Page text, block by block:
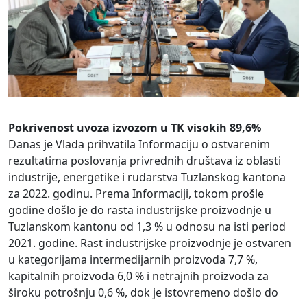
Pokrivenost uvoza izvozom u TK visokih 89,6%
Danas je Vlada prihvatila Informaciju o ostvarenim
rezultatima poslovanja privrednih društava iz oblasti
industrije, energetike i rudarstva Tuzlanskog kantona
za 2022. godinu. Prema Informaciji, tokom prošle
godine došlo je do rasta industrijske proizvodnje u
Tuzlanskom kantonu od 1,3 % u odnosu na isti period
2021. godine. Rast industrijske proizvodnje je ostvaren
u kategorijama intermedijarnih proizvoda 7,7 %,
kapitalnih proizvoda 6,0 % i netrajnih proizvoda za
široku potrošnju 0,6 %, dok je istovremeno došlo do